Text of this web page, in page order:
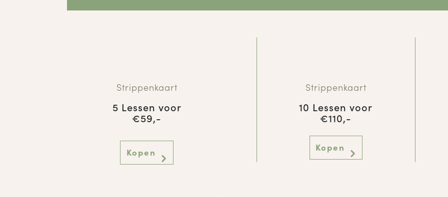
Strippenkaart
5 Lessen voor
€59,-
Kopen
Strippenkaart
10 Lessen voor
€110,-
Kopen